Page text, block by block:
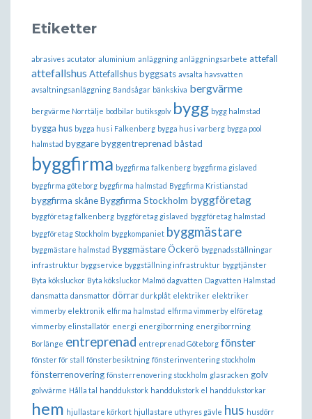
Etiketter
abrasives acutator aluminium anläggning anläggningsarbete attefall
attefallshus Attefallshus byggsats avsalta havsvatten
avsaltningsanläggning Bandsågar bänkskiva bergvärme
bergvärme Norrtälje bodbilar butiksgolv bygg bygg halmstad
bygga hus bygga hus i Falkenberg bygga hus i varberg bygga pool
halmstad byggarebyggentreprenad båstad
byggfirma byggfirma falkenberg byggfirma gislaved
byggfirma göteborg byggfirma halmstad Byggfirma Kristianstad
byggfirma skåneByggfirma Stockholm byggföretag
byggföretag falkenberg byggföretag gislaved byggföretag halmstad
byggföretag Stockholm byggkompaniet byggmästare
byggmästare halmstad Byggmästare Öckerö byggnadsställningar
infrastruktur byggservice byggställning infrastruktur byggtjänster
Byta köksluckor Byta köksluckor Malmö dagvatten Dagvatten Halmstad
dansmatta dansmattor dörrar durkplåt elektriker elektriker
vimmerby elektronik elfirma halmstad elfirma vimmerby elföretag
vimmerby elinstallatör energi energiborrning energiborrning
Borlänge entreprenad entreprenad Göteborg fönster
fönster för stall fönsterbesiktning fönsterinventering stockholm
fönsterrenovering fönsterrenovering stockholm glasracken golv
golvvärme Hålla tal handdukstork handdukstork el handdukstorkar
hem hjullastare körkort hjullastare uthyres gävle hus husdörr